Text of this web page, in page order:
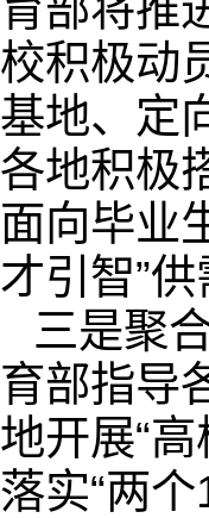
校积极动
基地、定
各地积极
面向毕业
才引智”
三是聚
育部指导
地开展“
落实“两